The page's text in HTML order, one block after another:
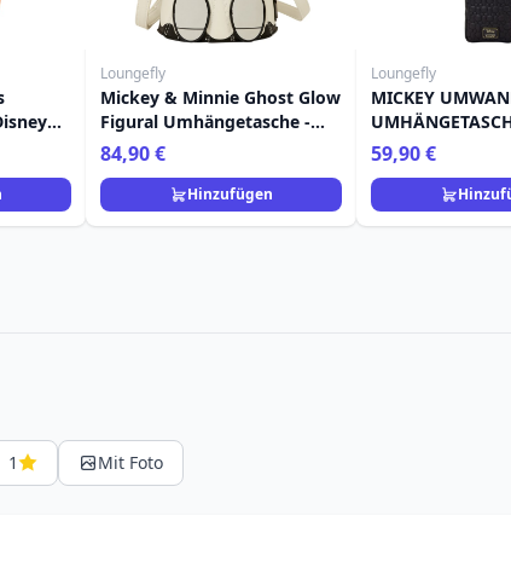
Loungefly
Mickey & Minnie Ghost Glow
Figural Umhängetasche -
Disney Loungefly
84,90 €
Hinzufügen
Loungefly
MICKEY
LOUNGEFLY
59,90 €
1 Mit Foto